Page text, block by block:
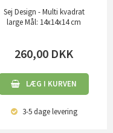
Sej Design - Multi kvadrat
large Mål: 14x14x14 cm
260,00 DKK
LÆG I KURVEN
3-5 dagelevering